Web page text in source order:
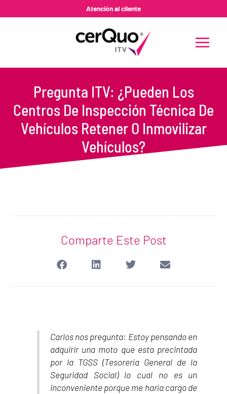
Atención al cliente
MENU
Pregunta ITV: ¿Pueden Los
Centros De Inspección Técnica De
Vehículos Retener O Inmovilizar
Vehículos?
Comparte Este Post
Carlos nos pregunta: Estoy pensando en
adquirir una moto que esta precintada
por la TGSS (Tesorería General de la
Seguridad Social) lo cual no es un
inconveniente porque me haría cargo de